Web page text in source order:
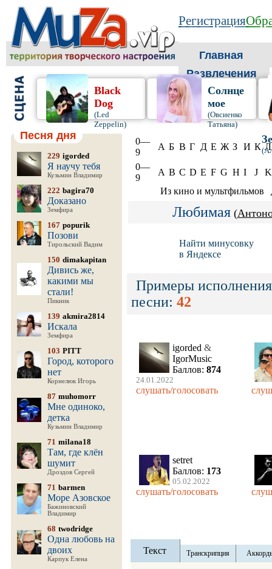
Регистрация
Главная
Развлечения
Black
Dog
(Led
Zeppelin)
Солнце
мое
(Овсиенко
Татьяна)
Песня дня
229 igorded
Я научу тебя
Кузьмин Владимир
222 bagira70
Доказано
Земфира
167 popurik
Позови
Тирольский Вадим
150 dimakapitan
Дивись же,
какими мы
стали!
Пикник
139 akmira2814
Искала
Земфира
103 PITT
Город, которого
нет
Корнелюк Игорь
87 muhomorr
Мне одиноко,
детка
Кузьмин Владимир
71 milana18
Там, где клён
шумит
Дроздов Сергей
71 barmen
Море Азовское
Бажиновский
Владимир
68 twodridge
Одна любовь на
двоих
Карпук Елена
0—
9
А Б В Г Д Е Ж З И К Л
0—
9
A B C D E F G H I J
K
Из кино и мультфильмов
Любимая(
Найти минусовку
в Яндексе
Примеры исполнения
песни: 42
igorded &
IgorMusic
Баллов: 874
24.01.2022
слушать/голосовать
setret
Баллов: 173
05.02.2022
слушать/голосовать
Текст Транскрипция